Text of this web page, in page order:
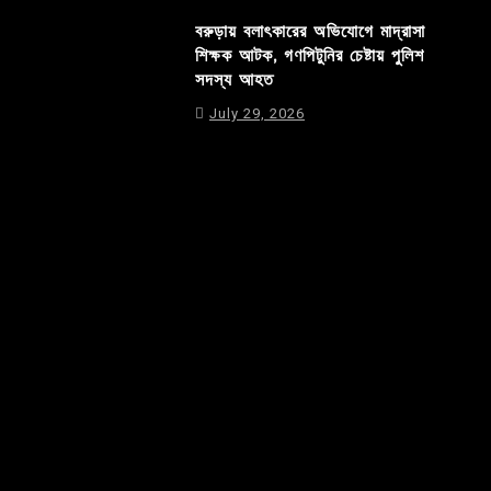
বরুড়ায় বলাৎকারের অভিযোগে মাদ্রাসা
শিক্ষক আটক, গণপিটুনির চেষ্টায় পুলিশ
সদস্য আহত
July 29, 2026